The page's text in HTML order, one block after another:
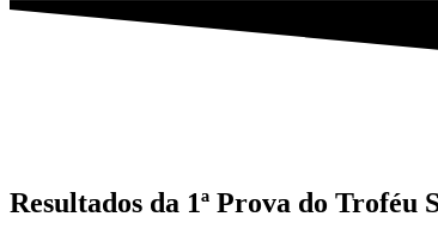
Resultados da 1ª Prova do Troféu